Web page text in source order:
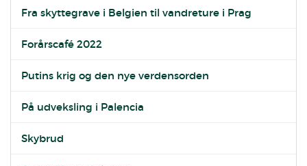
Fra skyttegrave i Belgien til vandreture i Prag
Forårscafé 2022
Putins krig og den nye verdensorden
På udveksling i Palencia
Skybrud